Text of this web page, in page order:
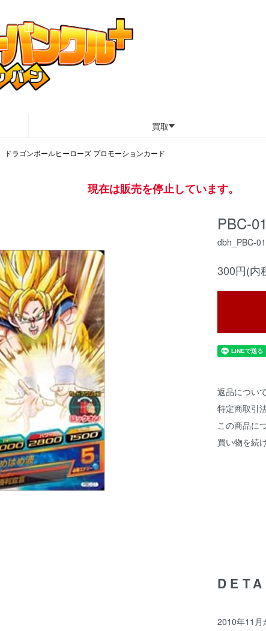
買取
ドラゴンボールヒーローズ プロモーションカード
現在は販売を停止しています。
PBC-
dbh_PBC-01
300円(内
返品について
特定商取引
この商品に
買い物を続
2010年11月